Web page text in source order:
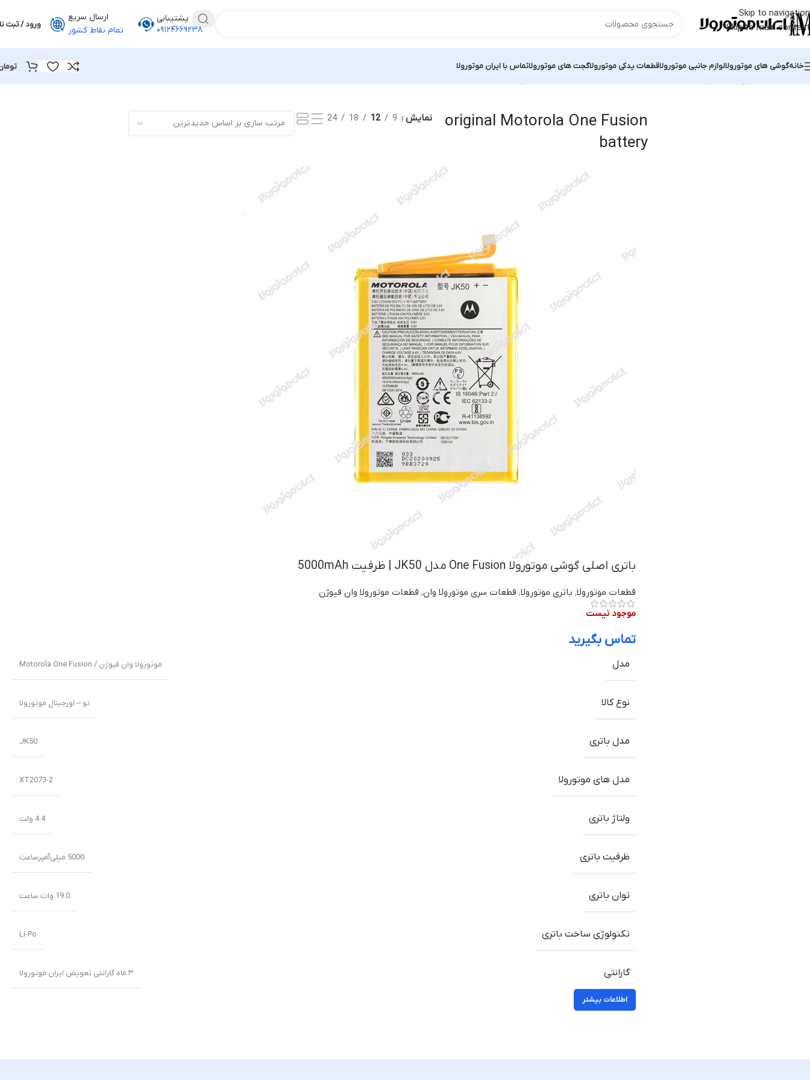
Skip to navigation
Skip to main content
پشتیبانی
۰۹۱۲۴۶۶۹۲۳۸
ارسال سریع
تمام نقاط کشور
ورود / ثبت
خانهگوشی های موتورولالوازم جانبی موتورولاقطعات یدکی موتورولاگجت های موتورولاتماس با ایران موتورولا
original Motorola One Fusion
battery
نمایش 9
12
18
24
باتری اصلی گوشی موتورولا One Fusion مدل JK50 | ظرفیت 5000mAh
قطعات موتورولا, باتری موتورولا, قطعات سری موتورولا وان, قطعات موتورولا وان فیوژن
موجود نیست
تماس بگیرید
مدل موتورولا وان فیوژن / Motorola One Fusion
نوع کالا نو – اورجینال موتورولا
مدل باتری JK50
مدل های موتورولا XT2073-2
ولتاژ باتری 4.4 ولت
ظرفیت باتری 5000 میلی‌‌‌آمپرساعت
توان باتری 19.0 وات ساعت
تکنولوژی ساخت باتری Li-Po
گارانتی ۳ ماه گارانتی تعویض ایران موتورولا
اطلاعات بیشتر